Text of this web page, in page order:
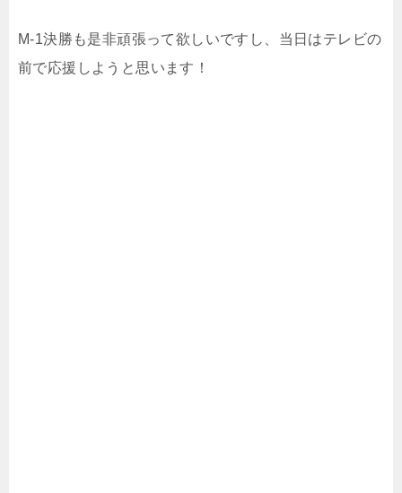
M-1決勝も是非頑張って欲しいですし、当日はテレビの
前で応援しようと思います！